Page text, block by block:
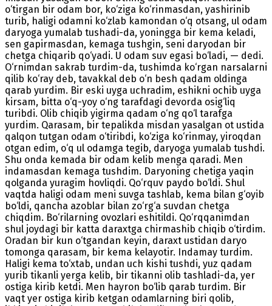
o‘tirgan bir odam bor, ko‘ziga ko‘rinmasdan, yashirinib
turib, haligi odamni ko‘zlab kamondan o‘q otsang, ul odam
daryoga yumalab tushadi-da, yoningga bir kema keladi,
sen gapirmasdan, kemaga tushgin, seni daryodan bir
chetga chiqarib qo‘yadi. U odam suv egasi bo‘ladi, — dedi.
O‘rnimdan sakrab turdim-da, tushimda ko‘rgan narsalarni
qilib ko‘ray deb, tavakkal deb o‘n besh qadam oldinga
qarab yurdim. Bir eski uyga uchradim, eshikni ochib uyga
kirsam, bitta o‘q-yoy o‘ng tarafdagi devorda osig‘liq
turibdi. Olib chiqib yigirma qadam o‘ng qo‘l tarafga
yurdim. Qarasam, bir tepalikda misdan yasalgan ot ustida
qalqon tutgan odam o‘tiribdi, ko‘ziga ko‘rinmay, yiroqdan
otgan edim, o‘q ul odamga tegib, daryoga yumalab tushdi.
Shu onda kemada bir odam kelib menga qaradi. Men
indamasdan kemaga tushdim. Daryoning chetiga yaqin
qolganda yuragim hovliqdi. Qo‘rquv paydo bo‘ldi. Shul
vaqtda haligi odam meni suvga tashlab, kema bilan g‘oyib
bo‘ldi, qancha azoblar bilan zo‘rg‘a suvdan chetga
chiqdim. Bo‘rilarning ovozlari eshitildi. Qo‘rqqanimdan
shul joydagi bir katta daraxtga chirmashib chiqib o‘tirdim.
Oradan bir kun o‘tgandan keyin, daraxt ustidan daryo
tomonga qarasam, bir kema kelayotir. Indamay turdim.
Haligi kema to‘xtab, undan uch kishi tushdi, yuz qadam
yurib tikanli yerga kelib, bir tikanni olib tashladi-da, yer
ostiga kirib ketdi. Men hayron bo‘lib qarab turdim. Bir
vaqt yer ostiga kirib ketgan odamlarning biri qolib,